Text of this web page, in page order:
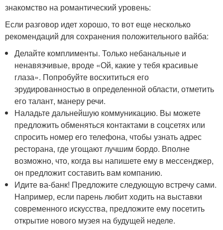
знакомство на романтический уровень:
Если разговор идет хорошо, то вот еще несколько
рекомендаций для сохранения положительного вайба:
Делайте комплименты. Только небанальные и
ненавязчивые, вроде «Ой, какие у тебя красивые
глаза». Попробуйте восхититься его
эрудированностью в определенной области, отметить
его талант, манеру речи.
Наладьте дальнейшую коммуникацию. Вы можете
предложить обменяться контактами в соцсетях или
спросить номер его телефона, чтобы узнать адрес
ресторана, где угощают лучшим бордо. Вполне
возможно, что, когда вы напишете ему в мессенджер,
он предложит составить вам компанию.
Идите ва-банк! Предложите следующую встречу сами.
Например, если парень любит ходить на выставки
современного искусства, предложите ему посетить
открытие нового музея на будущей неделе.